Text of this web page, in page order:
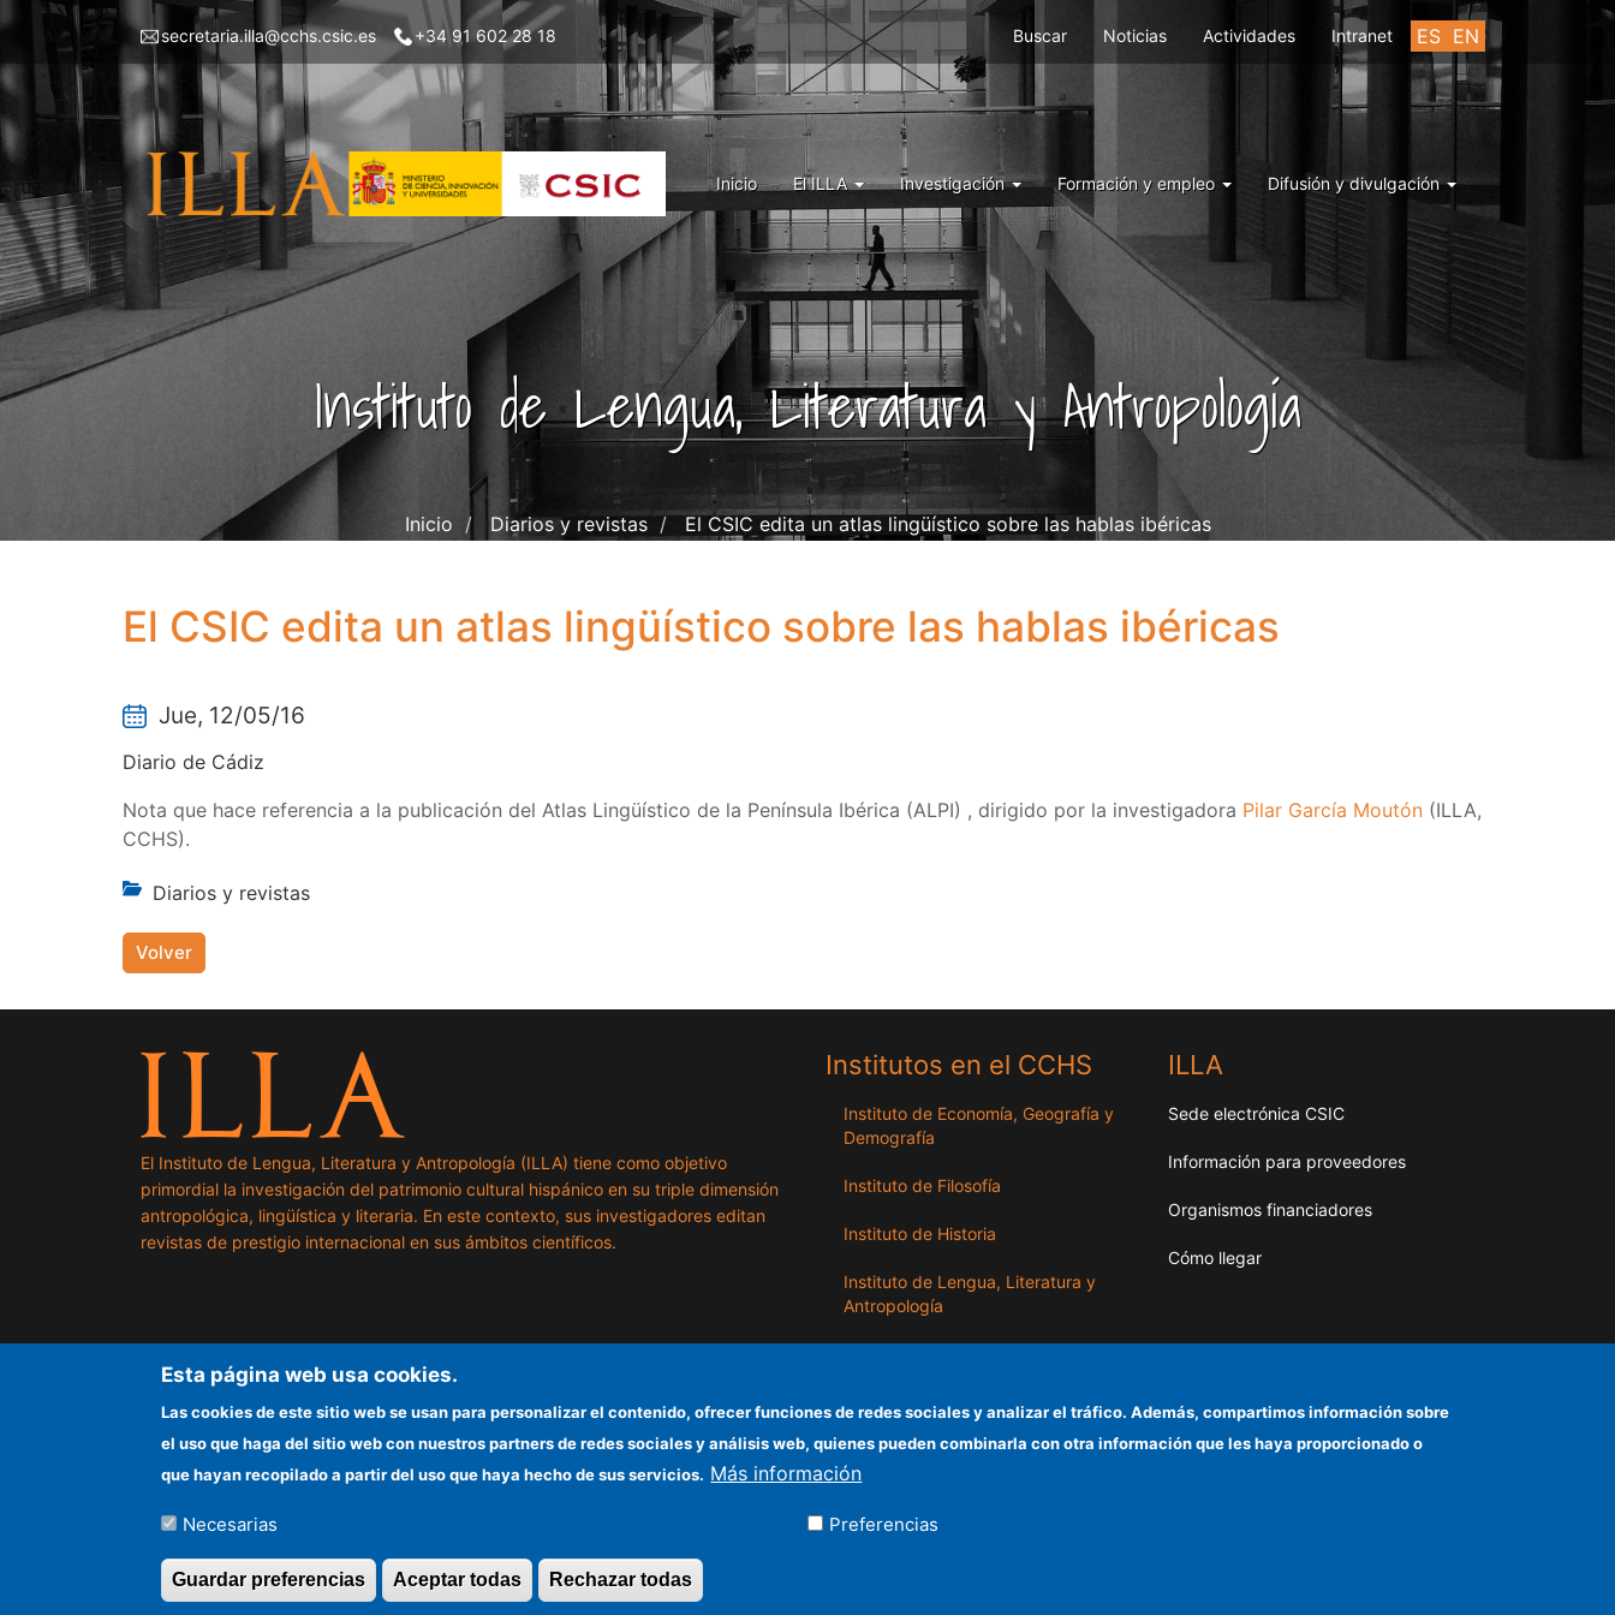
Pasar
contenido
principal
Menu
left
ILLA
secretaria.illa@cchs.csic.es +34 91 602 28 18 ES EN
Menu
right
ILLA
Buscar Noticias Actividades Intranet
Inicio El ILLA Investigación Formación y empleo Difusión y divulgación
Instituto de Lengua, Literatura y Antropología
Inicio Diarios y revistas El CSIC edita un atlas lingüístico sobre las hablas ibéricas
El CSIC edita un atlas lingüístico sobre las hablas ibéricas
Jue, 12/05/16
Diario de Cádiz
Nota que hace referencia a la publicación del Atlas Lingüístico de la Península Ibérica (ALPI) , dirigido por la investigadora Pilar García Moutón (ILLA,
CCHS).
Diarios y revistas
Volver
El Instituto de Lengua, Literatura y Antropología (ILLA) tiene como objetivo
primordial la investigación del patrimonio cultural hispánico en su triple dimensión
antropológica, lingüística y literaria. En este contexto, sus investigadores editan
revistas de prestigio internacional en sus ámbitos científicos.
Institutos en el CCHS
Instituto de Economía, Geografía y
Demografía
Instituto de Filosofía
Instituto de Historia
Instituto de Lengua, Literatura y
Antropología
Próximo
Instituto de Políticas y Bienes
Públicos
ILLA
Sede electrónica CSIC
Información para proveedores
Organismos financiadores
Cómo llegar
©Copyright 2026 Todos los derechos reservados
Esta página web usa cookies.
Las cookies de este sitio web se usan para personalizar el contenido, ofrecer funciones de redes sociales y analizar el tráfico. Además, compartimos información sobre
el uso que haga del sitio web con nuestros partners de redes sociales y análisis web, quienes pueden combinarla con otra información que les haya proporcionado o
que hayan recopilado a partir del uso que haya hecho de sus servicios. Más información
Necesarias Preferencias
Guardar preferencias Rechazar todas
Aceptar todas